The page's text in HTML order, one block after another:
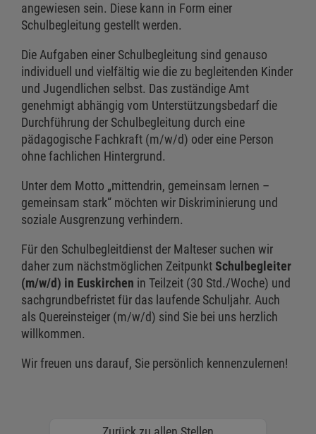
angewiesen sein. Diese kann in Form einer
Schulbegleitung gestellt werden.
Die Aufgaben einer Schulbegleitung sind genauso
individuell und vielfältig wie die zu begleitenden Kinder
und Jugendlichen selbst. Das zuständige Amt
genehmigt abhängig vom Unterstützungsbedarf die
Durchführung der Schulbegleitung durch eine
pädagogische Fachkraft (m/w/d) oder eine Person
ohne fachlichen Hintergrund.
Unter dem Motto „mittendrin, gemeinsam lernen –
gemeinsam stark“ möchten wir Diskriminierung und
soziale Ausgrenzung verhindern.
Für den Schulbegleitdienst der Malteser suchen wir
daher zum nächstmöglichen ZeitpunktSchulbegleiter
(m/w/d) in Euskirchen in Teilzeit (30 Std./Woche) und
sachgrundbefristet für das laufende Schuljahr. Auch
als Quereinsteiger (m/w/d) sind Sie bei uns herzlich
willkommen.
Wir freuen uns darauf, Sie persönlich kennenzulernen!